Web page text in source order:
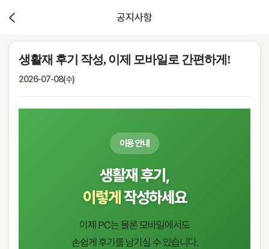
공지사항
생활재 후기 작성, 이제 모바일로 간편하게!
2026-07-08(수)
이용 안내
생활재 후기,
이렇게 작성하세요
이제 PC는 물론 모바일에서도
손쉽게 후기를 남기실 수 있습니다.